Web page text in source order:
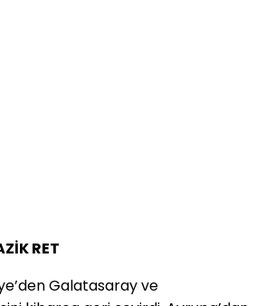
RET
Galatasaray ve